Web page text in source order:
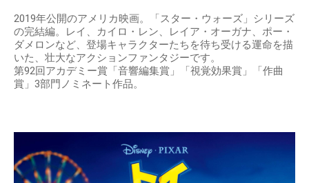
2019年公開のアメリカ映画。「スター・ウォーズ」シリーズ
の完結編。レイ、カイロ・レン、レイア・オーガナ、ポー・
ダメロンなど、登場キャラクターたちを待ち受ける運命を描
いた、壮大なアクションファンタジーです。
第92回アカデミー賞「音響編集賞」「視覚効果賞」「作曲
賞」3部門ノミネート作品。